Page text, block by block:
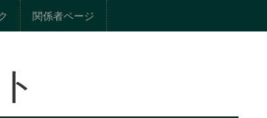
関係者ページ